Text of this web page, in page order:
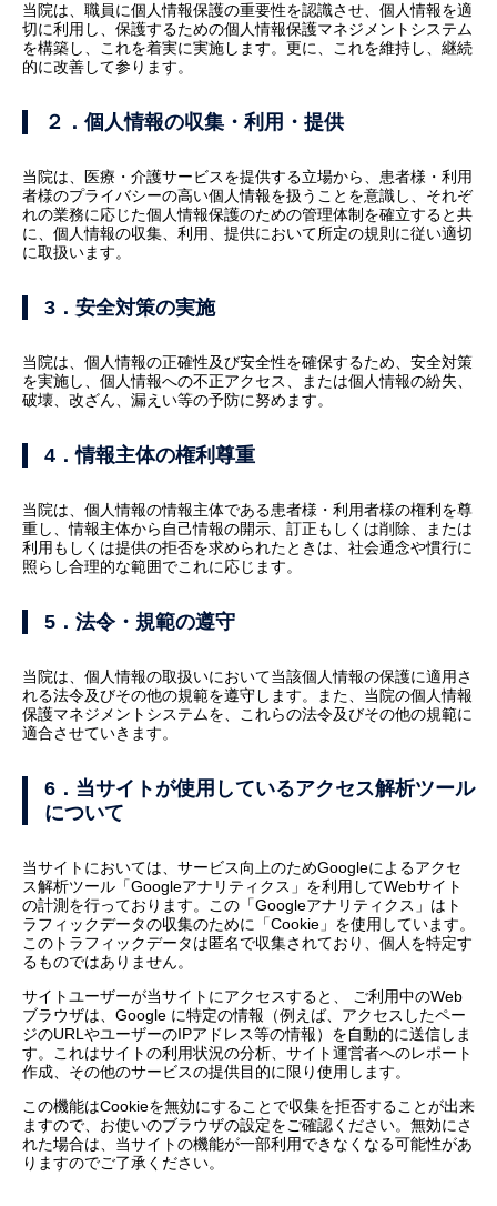
当院は、職員に個人情報保護の重要性を認識させ、個人情報を適
切に利用し、保護するための個人情報保護マネジメントシステム
を構築し、これを着実に実施します。更に、これを維持し、継続
的に改善して参ります。
２．個人情報の収集・利用・提供
当院は、医療・介護サービスを提供する立場から、患者様・利用
者様のプライバシーの高い個人情報を扱うことを意識し、それぞ
れの業務に応じた個人情報保護のための管理体制を確立すると共
に、個人情報の収集、利用、提供において所定の規則に従い適切
に取扱います。
3．安全対策の実施
当院は、個人情報の正確性及び安全性を確保するため、安全対策
を実施し、個人情報への不正アクセス、または個人情報の紛失、
破壊、改ざん、漏えい等の予防に努めます。
4．情報主体の権利尊重
当院は、個人情報の情報主体である患者様・利用者様の権利を尊
重し、情報主体から自己情報の開示、訂正もしくは削除、または
利用もしくは提供の拒否を求められたときは、社会通念や慣行に
照らし合理的な範囲でこれに応じます。
5．法令・規範の遵守
当院は、個人情報の取扱いにおいて当該個人情報の保護に適用さ
れる法令及びその他の規範を遵守します。また、当院の個人情報
保護マネジメントシステムを、これらの法令及びその他の規範に
適合させていきます。
6．当サイトが使用しているアクセス解析ツール
について
当サイトにおいては、サービス向上のためGoogleによるアクセ
ス解析ツール「Googleアナリティクス」を利用してWebサイト
の計測を行っております。この「Googleアナリティクス」はト
ラフィックデータの収集のために「Cookie」を使用しています。
このトラフィックデータは匿名で収集されており、個人を特定す
るものではありません。
サイトユーザーが当サイトにアクセスすると、 ご利用中のWeb
ブラウザは、Google に特定の情報（例えば、アクセスしたペー
ジのURLやユーザーのIPアドレス等の情報）を自動的に送信しま
す。これはサイトの利用状況の分析、サイト運営者へのレポート
作成、その他のサービスの提供目的に限り使用します。
この機能はCookieを無効にすることで収集を拒否することが出来
ますので、お使いのブラウザの設定をご確認ください。無効にさ
れた場合は、当サイトの機能が一部利用できなくなる可能性があ
りますのでご了承ください。